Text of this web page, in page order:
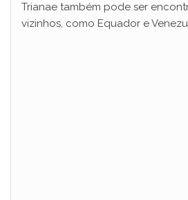
Trianae também pode ser
vizinhos, como Equador e